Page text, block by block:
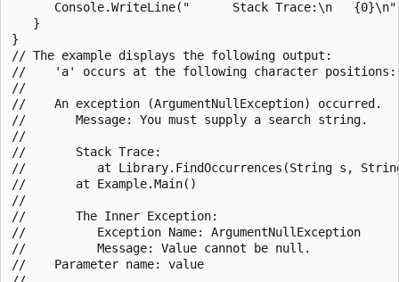
Console.WriteLine("      Stack Trace:\n
   }
}
// The example displays the following output:
//    'a' occurs at the following character
//
//    An exception (ArgumentNullException) occurred.
//       Message: You must supply a search string.
//
//       Stack Trace:
//          at Library.FindOccurrences(String s,
//       at Example.Main()
//
//       The Inner Exception:
//          Exception Name: ArgumentNullException
//          Message: Value cannot be null.
//    Parameter name: value